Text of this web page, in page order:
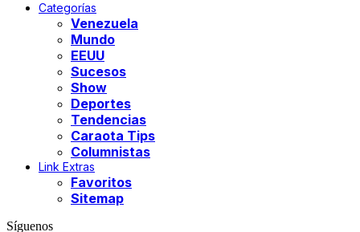
Categorías
Venezuela
Mundo
EEUU
Sucesos
Show
Deportes
Tendencias
Caraota Tips
Columnistas
Link Extras
Favoritos
Sitemap
Síguenos